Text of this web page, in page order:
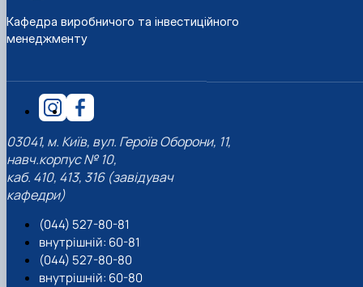
Кафедра виробничого та інвестиційного
менеджменту
03041, м. Київ, вул. Героїв Оборони, 11,
навч.корпус № 10,
каб. 410, 413, 316 (завідувач
кафедри)
(044) 527-80-81
внутрішній: 60-81
(044) 527-80-80
внутрішній: 60-80